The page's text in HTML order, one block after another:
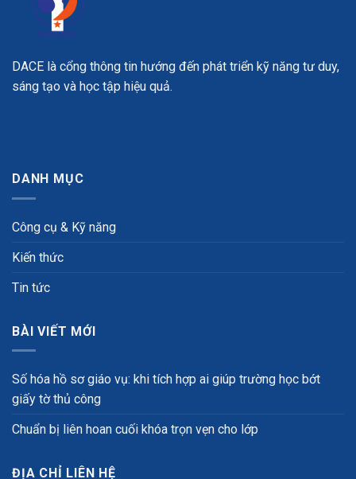
DACE là cổng thông tin hướng đến phát triển kỹ năng tư duy,
sáng tạo và học tập hiệu quả.
DANH MỤC
Công cụ & Kỹ năng
Kiến thức
Tin tức
BÀI VIẾT MỚI
Số hóa hồ sơ giáo vụ: khi tích hợp ai giúp trường học bớt
giấy tờ thủ công
Chuẩn bị liên hoan cuối khóa trọn vẹn cho lớp
ĐỊA CHỈ LIÊN HỆ